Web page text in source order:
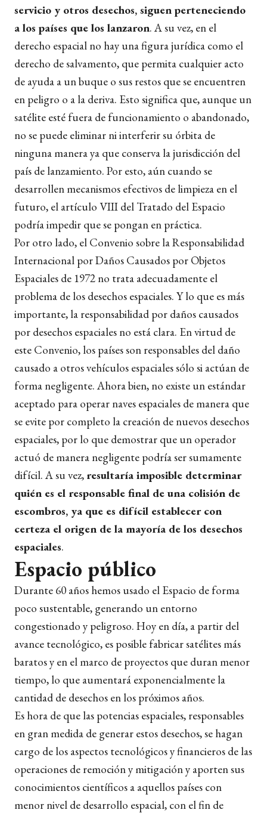
servicio y otros desechos, siguen perteneciendo
a los países que los lanzaron. A su vez, en el
derecho espacial no hay una figura jurídica como el
derecho de salvamento, que permita cualquier acto
de ayuda a un buque o sus restos que se encuentren
en peligro o a la deriva. Esto significa que, aunque un
satélite esté fuera de funcionamiento o abandonado,
no se puede eliminar ni interferir su órbita de
ninguna manera ya que conserva la jurisdicción del
país de lanzamiento. Por esto, aún cuando se
desarrollen mecanismos efectivos de limpieza en el
futuro, el artículo VIII del Tratado del Espacio
podría impedir que se pongan en práctica.
Por otro lado, el Convenio sobre la Responsabilidad
Internacional por Daños Causados por Objetos
Espaciales de 1972 no trata adecuadamente el
problema de los desechos espaciales. Y lo que es más
importante, la responsabilidad por daños causados
por desechos espaciales no está clara. En virtud de
este Convenio, los países son responsables del daño
causado a otros vehículos espaciales sólo si actúan de
forma negligente. Ahora bien, no existe un estándar
aceptado para operar naves espaciales de manera que
se evite por completo la creación de nuevos desechos
espaciales, por lo que demostrar que un operador
actuó de manera negligente podría ser sumamente
difícil. A su vez, resultaría imposible determinar
quién es el responsable final de una colisión de
escombros, ya que es difícil establecer con
certeza el origen de la mayoría de los desechos
espaciales.
Espacio público
Durante 60 años hemos usado el Espacio de forma
poco sustentable, generando un entorno
congestionado y peligroso. Hoy en día, a partir del
avance tecnológico, es posible fabricar satélites más
baratos y en el marco de proyectos que duran menor
tiempo, lo que aumentará exponencialmente la
cantidad de desechos en los próximos años.
Es hora de que las potencias espaciales, responsables
en gran medida de generar estos desechos, se hagan
cargo de los aspectos tecnológicos y financieros de las
operaciones de remoción y mitigación y aporten sus
conocimientos científicos a aquellos países con
menor nivel de desarrollo espacial, con el fin de